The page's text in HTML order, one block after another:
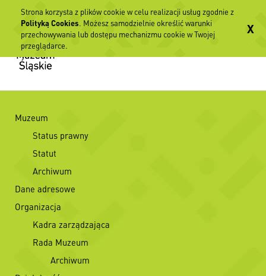
Muzeum
Status prawny
Statut
Archiwum
Dane adresowe
Organizacja
Kadra zarządzająca
Rada Muzeum
Archiwum
Strona korzysta z plików cookie w celu realizacji usług zgodnie z
Polityką Cookies. Możesz samodzielnie określić warunki
przechowywania lub dostępu mechanizmu cookie w Twojej
przeglądarce.
X